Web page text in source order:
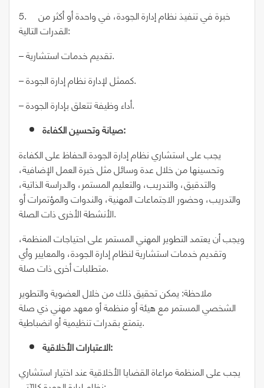
5. خبرة في تنفيذ نظام إدارة الجودة، في واحدة أو أكثر من
القدرات التالية:
– تقديم خدمات استشارية.
– كممثل لإدارة نظام إدارة الجودة.
– أداء وظيفة تتعلق بإدارة الجودة.
صيانة وتحسين الكفاءة:
يجب على استشاري نظام إدارة الجودة الحفاظ على الكفاءة
وتحسينها من خلال عدة وسائل مثل خبرة العمل الإضافية،
والتدقيق، والتدريب، والتعليم المستمر، والدراسة الذاتية،
والتدريب، وحضور الاجتماعات المهنية، والندوات والمؤتمرات أو
الأنشطة الأخرى ذات الصلة.
ويجب أن يعتمد التطوير المهني المستمر على احتياجات المنظمة،
وتقديم خدمات استشارية لنظام إدارة الجودة، والمعايير وأي
متطلبات أخرى ذات صلة.
ملاحظة: يمكن تحقيق ذلك من خلال العضوية والتطوير
الشخصي المستمر مع هيئة أو منظمة أو معهد مهني ذي صلة
يتمتع بقدرات تنظيمية أو انضباطية.
الاعتبارات الأخلاقية:
يجب على المنظمة مراعاة القضايا الأخلاقية عند اختيار استشاري